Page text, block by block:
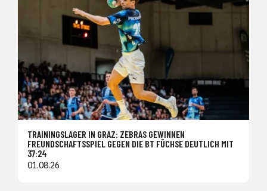
TRAININGSLAGER IN GRAZ: ZEBRAS GEWINNEN
FREUNDSCHAFTSSPIEL GEGEN DIE BT FÜCHSE DEUTLICH MIT
37:24
01.08.26